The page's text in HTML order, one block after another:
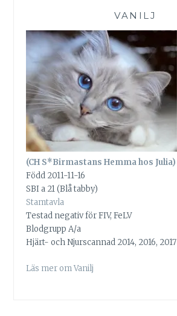
VANILJ
(CH S*Birmastans Hemma hos Julia)
Född 2011-11-16
SBI a 21 (Blå tabby)
Stamtavla
Testad negativ för FIV, FeLV
Blodgrupp A/a
Hjärt- och Njurscannad 2014, 2016, 2017
Läs mer om Vanilj